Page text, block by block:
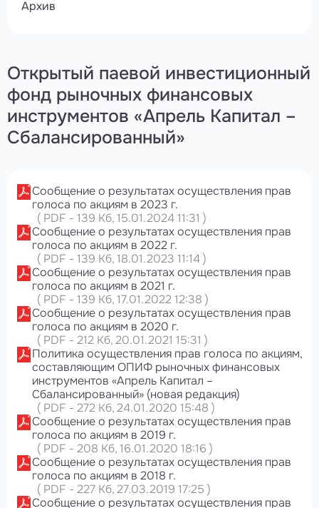
Архив
Открытый паевой инвестиционный
фонд рыночных финансовых
инструментов «Апрель Капитал –
Сбалансированный»
Сообщение о результатах осуществления прав
голоса по акциям в 2023 г.
( PDF - 139 Кб, 15.01.2024 11:31 )
Сообщение о результатах осуществления прав
голоса по акциям в 2022 г.
( PDF - 139 Кб, 18.01.2023 11:14)
Сообщение о результатах осуществления прав
голоса по акциям в 2021 г.
( PDF - 139 Кб, 17.01.2022 12:38 )
Сообщение о результатах осуществления прав
голоса по акциям в 2020 г.
( PDF - 212 Кб, 20.01.2021 15:31 )
Политика осуществления прав голоса по акциям,
составляющим ОПИФ рыночных финансовых
инструментов «Апрель Капитал –
Сбалансированный» (новая редакция)
( PDF - 272 Кб, 24.01.2020 15:48 )
Сообщение о результатах осуществления прав
голоса по акциям в 2019 г.
( PDF - 208 Кб, 16.01.2020 18:16 )
Сообщение о результатах осуществления прав
голоса по акциям в 2018 г.
( PDF - 227 Кб, 27.03.2019 17:25 )
Сообщение о результатах осуществления прав